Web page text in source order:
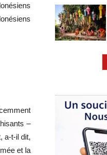
–
a-t-il dit,
et la